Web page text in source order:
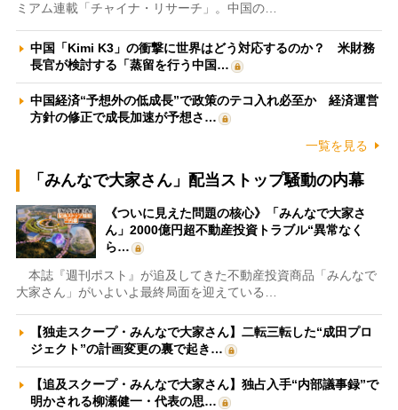
ミアム連載「チャイナ・リサーチ」。中国の…
中国「Kimi K3」の衝撃に世界はどう対応するのか？ 米財務
長官が検討する「蒸留を行う中国…
中国経済“予想外の低成長”で政策のテコ入れ必至か 経済運営
方針の修正で成長加速が予想さ…
一覧を見る
「みんなで大家さん」配当ストップ騒動の内幕
《ついに見えた問題の核心》「みんなで大家さ
ん」2000億円超不動産投資トラブル“異常なく
ら…
本誌『週刊ポスト』が追及してきた不動産投資商品「みんなで
大家さん」がいよいよ最終局面を迎えている…
【独走スクープ・みんなで大家さん】二転三転した“成田プロ
ジェクト”の計画変更の裏で起き…
【追及スクープ・みんなで大家さん】独占入手“内部議事録”で
明かされる柳瀬健一・代表の思…